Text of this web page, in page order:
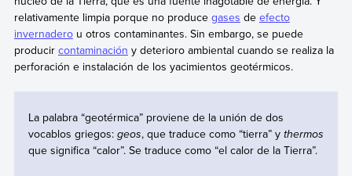
relativamente limpia porque no produce gases de efecto
invernaderou otros contaminantes. Sin embargo, se puede
producir contaminación y deterioro ambiental cuando se realiza la
perforación e instalación de los yacimientos geotérmicos.
La palabra “geotérmica” proviene de la unión de dos
vocablos griegos: geos, que traduce como “tierra” y thermos
que significa “calor”. Se traduce como “el calor de la Tierra”.